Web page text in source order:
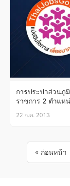
การประปาส่วนภู
ราชการ 2 ตำแห
22 ก.ค. 2013
Posts« ก่อนหน้า